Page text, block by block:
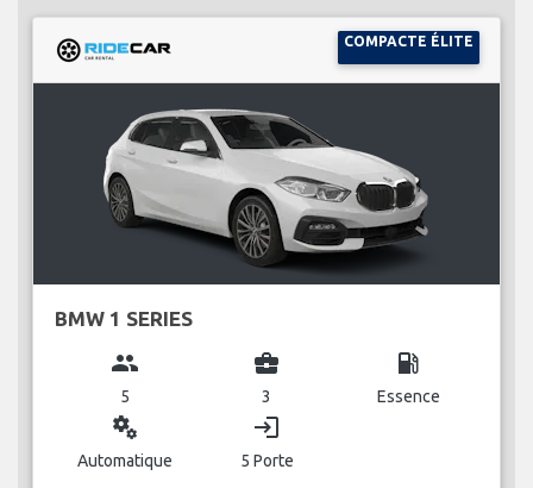
COMPACTE ÉLITE
BMW 1 SERIES
group
5
business_center
3
local_gas_station
Essence
miscellaneous_services
Automatique
login
5 Porte